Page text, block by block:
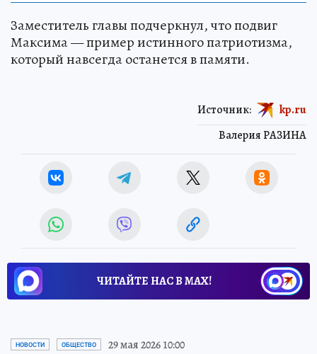
Заместитель главы подчеркнул, что подвиг
Максима — пример истинного патриотизма,
который навсегда останется в памяти.
Валерия РАЗИНА
Источник: kp.ru
ЧИТАЙТЕ НАС В МАХ!
НОВОСТИ ОБЩЕСТВО 29 мая 2026 10:00